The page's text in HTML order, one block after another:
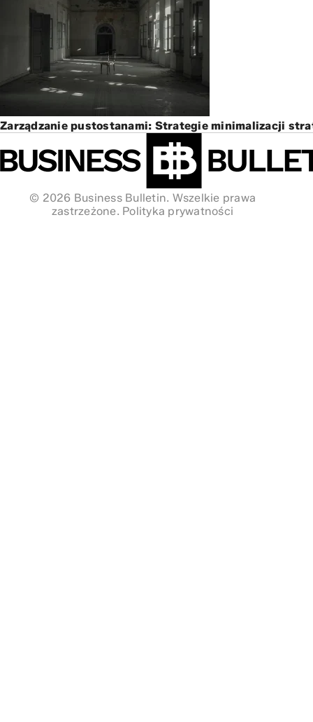
Zarządzanie pustostanami: Strategie minimalizacji
© 2026 Business Bulletin. Wszelkie prawa
zastrzeżone. Polityka prywatności